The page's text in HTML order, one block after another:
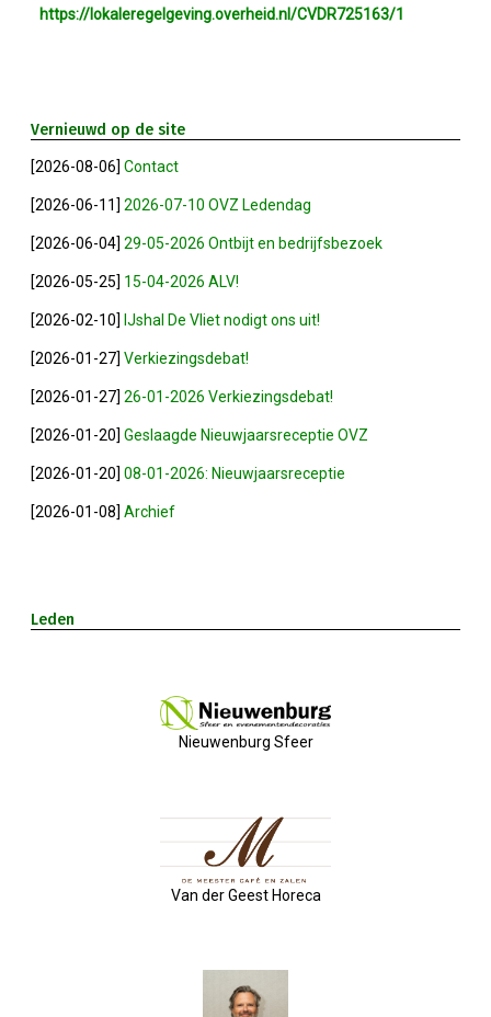
Geslaagde Ledendag!
Verslag Van ALV 2024
Nieuwjaarsreceptie In Sfeer
Prachtige (leden-)dag 2023
Mooi Bezoek Aan Mulder Shipyard
2023-05-31: Digitaliserings-Vouchers
Notulen ALV 2023
Na 13 Jaar: Hugo Choufour Stopt Als
ALV 2022 - Notulen
Privé Adressen
Kascontrole
https://lokaleregelgeving.overheid.nl/CVDR725163/1
Vernieuwd op de site
[2026-08-06] Contact
[2026-06-11] 2026-07-10 OVZ Ledendag
[2026-06-04] 29-05-2026 Ontbijt en bedrijfsbezoek
[2026-05-25] 15-04-2026 ALV!
[2026-02-10] IJshal De Vliet nodigt ons uit!
[2026-01-27] Verkiezingsdebat!
[2026-01-27] 26-01-2026 Verkiezingsdebat!
[2026-01-20] Geslaagde Nieuwjaarsreceptie OVZ
[2026-01-20] 08-01-2026: Nieuwjaarsreceptie
[2026-01-08] Archief
Leden
Nieuwenburg Sfeer
Van der Geest Horeca